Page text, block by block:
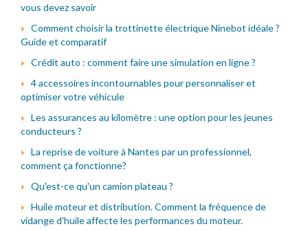
vous devez savoir
Comment choisir la trottinette électrique Ninebot idéale ?
Guide et comparatif
Crédit auto : comment faire une simulation en ligne ?
4 accessoires incontournables pour personnaliser et
optimiser votre véhicule
Les assurances au kilomètre : une option pour les jeunes
conducteurs ?
La reprise de voiture à Nantes par un professionnel,
comment ça fonctionne?
Qu'est-ce qu'un camion plateau ?
Huile moteur et distribution. Comment la fréquence de
vidange d'huile affecte les performances du moteur.